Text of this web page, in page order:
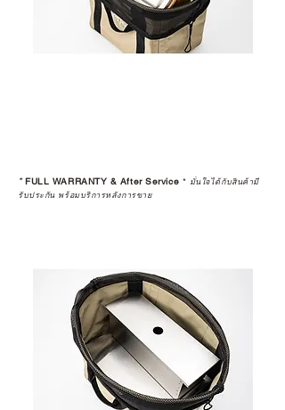
*FULL WARRANTY & After Service * มั่นใจได้กับสินค้ามี
รับประกัน พร้อมบริการหลังการขาย